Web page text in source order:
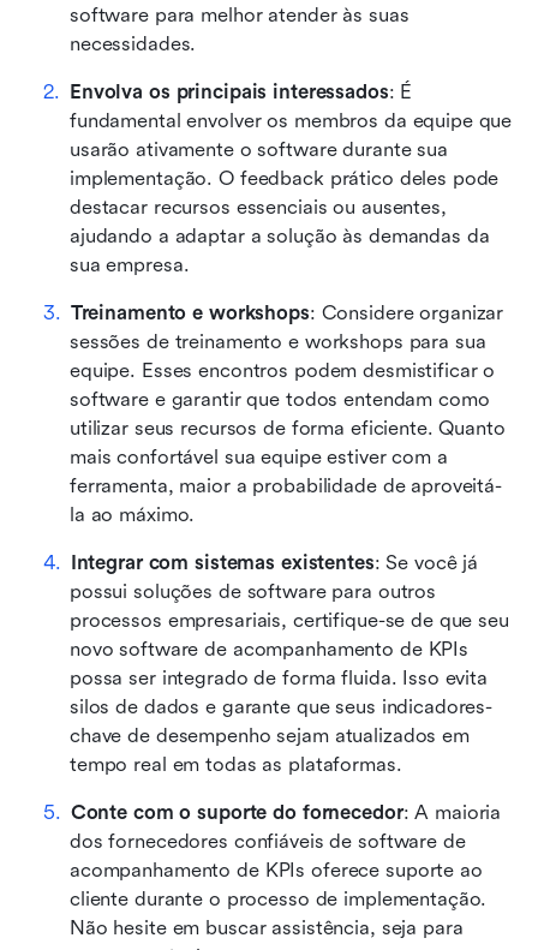
software para melhor atender às suas
necessidades.
Envolva os principais interessados: É
fundamental envolver os membros da equipe que
usarão ativamente o software durante sua
implementação. O feedback prático deles pode
destacar recursos essenciais ou ausentes,
ajudando a adaptar a solução às demandas da
sua empresa.
Treinamento e workshops: Considere organizar
sessões de treinamento e workshops para sua
equipe. Esses encontros podem desmistificar o
software e garantir que todos entendam como
utilizar seus recursos de forma eficiente. Quanto
mais confortável sua equipe estiver com a
ferramenta, maior a probabilidade de aproveitá-
la ao máximo.
Integrar com sistemas existentes: Se você já
possui soluções de software para outros
processos empresariais, certifique-se de que seu
novo software de acompanhamento de KPIs
possa ser integrado de forma fluida. Isso evita
silos de dados e garante que seus indicadores-
chave de desempenho sejam atualizados em
tempo real em todas as plataformas.
Conte com o suporte do fornecedor: A maioria
dos fornecedores confiáveis de software de
acompanhamento de KPIs oferece suporte ao
cliente durante o processo de implementação.
Não hesite em buscar assistência, seja para